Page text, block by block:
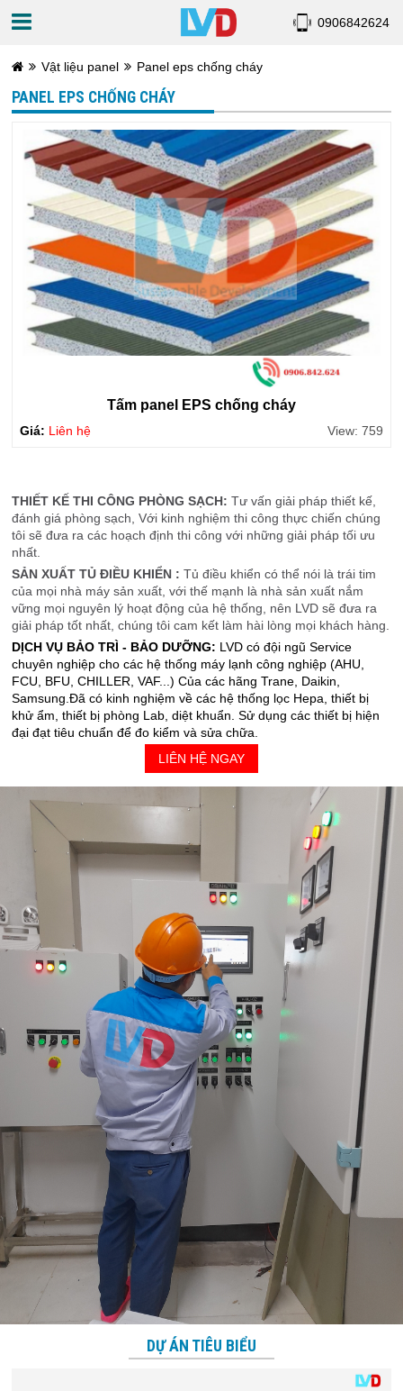
0906842624
Vật liệu panel Panel eps chống cháy
PANEL EPS CHỐNG CHÁY
Tấm panel EPS chống cháy
Giá: Liên hệ View: 759
THIẾT KẾ THI CÔNG PHÒNG SẠCH:Tư vấn giải pháp thiết kế,
đánh giá phòng sạch, Với kinh nghiệm thi công thực chiến chúng
tôi sẽ đưa ra các hoạch định thi công với những giải pháp tối ưu
nhất.
SẢN XUẤT TỦ ĐIỀU KHIỂN :Tủ điều khiển có thể nói là trái tim
của mọi nhà máy sản xuất, với thế mạnh là nhà sản xuất nắm
vững mọi nguyên lý hoạt động của hệ thống, nên LVD sẽ đưa ra
giải pháp tốt nhất, chúng tôi cam kết làm hài lòng mọi khách hàng.
DỊCH VỤ BẢO TRÌ - BẢO DƯỠNG: LVD có đội ngũ Service
chuyên nghiệp cho các hệ thống máy lạnh công nghiệp (AHU,
FCU, BFU, CHILLER, VAF...) Của các hãng Trane, Daikin,
Samsung.Đã có kinh nghiệm về các hệ thống lọc Hepa, thiết bị
khử ẩm, thiết bị phòng Lab, diệt khuẩn. Sử dụng các thiết bị hiện
đại đạt tiêu chuẩn để đo kiểm và sửa chữa.
LIÊN HỆ NGAY
DỰ ÁN TIÊU BIỂU